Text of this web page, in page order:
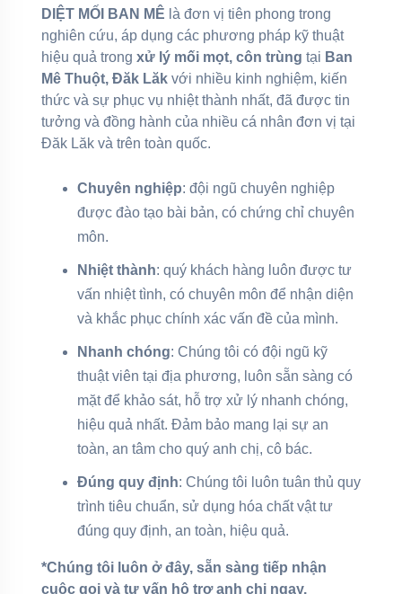
DIỆT MỐI BAN MÊ là đơn vị tiên phong trong
nghiên cứu, áp dụng các phương pháp kỹ thuật
hiệu quả trong xử lý mối mọt, côn trùng tại Ban
Mê Thuột, Đăk Lăkvới nhiều kinh nghiệm, kiến
thức và sự phục vụ nhiệt thành nhất, đã được tin
tưởng và đồng hành của nhiều cá nhân đơn vị tại
Đăk Lăk và trên toàn quốc.
Chuyên nghiệp: đội ngũ chuyên nghiệp
được đào tạo bài bản, có chứng chỉ chuyên
môn.
Nhiệt thành: quý khách hàng luôn được tư
vấn nhiệt tình, có chuyên môn để nhận diện
và khắc phục chính xác vấn đề của mình.
Nhanh chóng: Chúng tôi có đội ngũ kỹ
thuật viên tại địa phương, luôn sẵn sàng có
mặt để khảo sát, hỗ trợ xử lý nhanh chóng,
hiệu quả nhất. Đảm bảo mang lại sự an
toàn, an tâm cho quý anh chị, cô bác.
Đúng quy định: Chúng tôi luôn tuân thủ quy
trình tiêu chuẩn, sử dụng hóa chất vật tư
đúng quy định, an toàn, hiệu quả.
*Chúng tôi luôn ở đây, sẵn sàng tiếp nhận
cuộc gọi và tư vấn hộ trợ anh chị ngay.